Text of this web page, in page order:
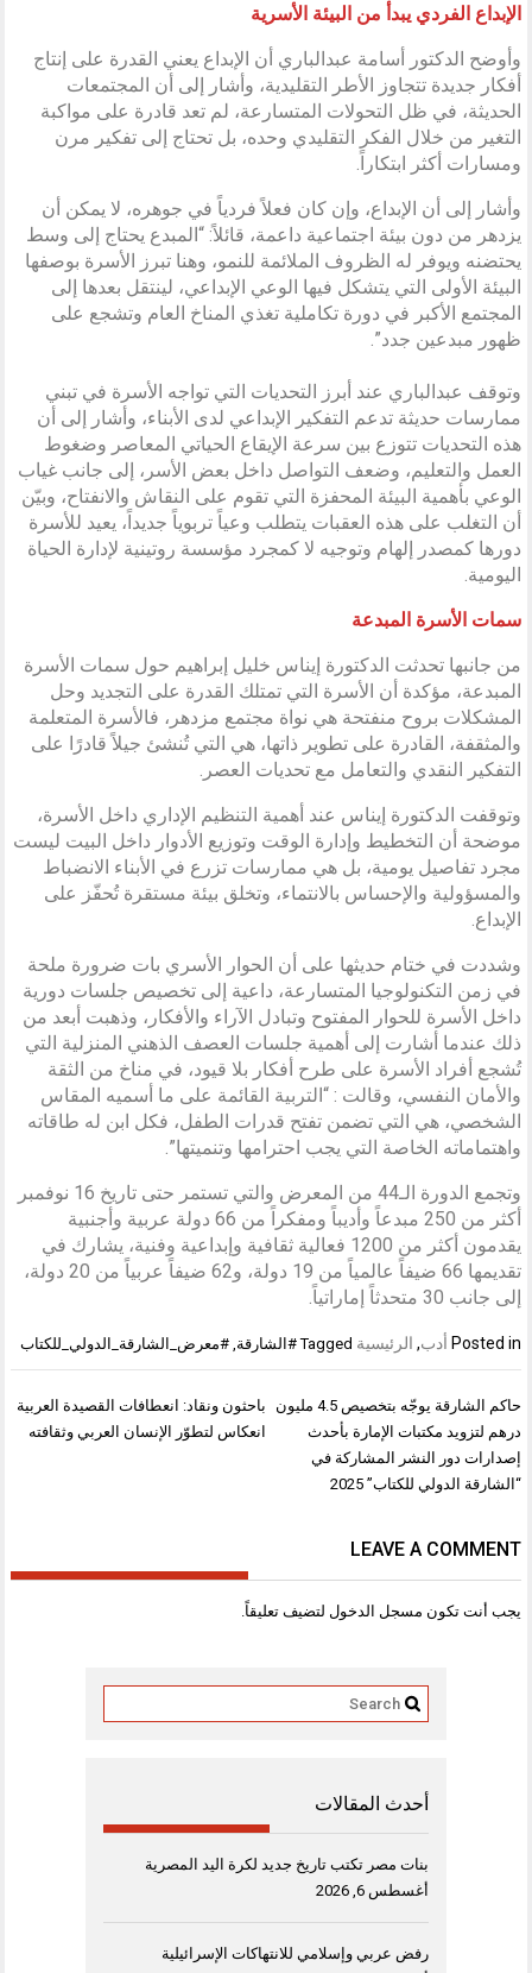
الإبداع الفردي يبدأ من البيئة الأسرية
وأوضح الدكتور أسامة عبدالباري أن الإبداع يعني القدرة على إنتاج
أفكار جديدة تتجاوز الأطر التقليدية، وأشار إلى أن المجتمعات
الحديثة، في ظل التحولات المتسارعة، لم تعد قادرة على مواكبة
التغير من خلال الفكر التقليدي وحده، بل تحتاج إلى تفكير مرن
ومسارات أكثر ابتكاراً.
وأشار إلى أن الإبداع، وإن كان فعلاً فردياً في جوهره، لا يمكن أن
يزدهر من دون بيئة اجتماعية داعمة، قائلاً: “المبدع يحتاج إلى وسط
يحتضنه ويوفر له الظروف الملائمة للنمو، وهنا تبرز الأسرة بوصفها
البيئة الأولى التي يتشكل فيها الوعي الإبداعي، لينتقل بعدها إلى
المجتمع الأكبر في دورة تكاملية تغذي المناخ العام وتشجع على
ظهور مبدعين جدد”.
وتوقف عبدالباري عند أبرز التحديات التي تواجه الأسرة في تبني
ممارسات حديثة تدعم التفكير الإبداعي لدى الأبناء، وأشار إلى أن
هذه التحديات تتوزع بين سرعة الإيقاع الحياتي المعاصر وضغوط
العمل والتعليم، وضعف التواصل داخل بعض الأسر، إلى جانب غياب
الوعي بأهمية البيئة المحفزة التي تقوم على النقاش والانفتاح، وبيّن
أن التغلب على هذه العقبات يتطلب وعياً تربوياً جديداً، يعيد للأسرة
دورها كمصدر إلهام وتوجيه لا كمجرد مؤسسة روتينية لإدارة الحياة
اليومية.
سمات الأسرة المبدعة
من جانبها تحدثت الدكتورة إيناس خليل إبراهيم حول سمات الأسرة
المبدعة، مؤكدة أن الأسرة التي تمتلك القدرة على التجديد وحل
المشكلات بروح منفتحة هي نواة مجتمع مزدهر، فالأسرة المتعلمة
والمثقفة، القادرة على تطوير ذاتها، هي التي تُنشئ جيلاً قادرًا على
التفكير النقدي والتعامل مع تحديات العصر.
وتوقفت الدكتورة إيناس عند أهمية التنظيم الإداري داخل الأسرة،
موضحة أن التخطيط وإدارة الوقت وتوزيع الأدوار داخل البيت ليست
مجرد تفاصيل يومية، بل هي ممارسات تزرع في الأبناء الانضباط
والمسؤولية والإحساس بالانتماء، وتخلق بيئة مستقرة تُحفّز على
الإبداع.
وشددت في ختام حديثها على أن الحوار الأسري بات ضرورة ملحة
في زمن التكنولوجيا المتسارعة، داعية إلى تخصيص جلسات دورية
داخل الأسرة للحوار المفتوح وتبادل الآراء والأفكار، وذهبت أبعد من
ذلك عندما أشارت إلى أهمية جلسات العصف الذهني المنزلية التي
تُشجع أفراد الأسرة على طرح أفكار بلا قيود، في مناخ من الثقة
والأمان النفسي، وقالت : “التربية القائمة على ما أسميه المقاس
الشخصي، هي التي تضمن تفتح قدرات الطفل، فكل ابن له طاقاته
واهتماماته الخاصة التي يجب احترامها وتنميتها”.
وتجمع الدورة الـ44 من المعرض والتي تستمر حتى تاريخ 16 نوفمبر
أكثر من 250 مبدعاً وأديباً ومفكراً من 66 دولة عربية وأجنبية
يقدمون أكثر من 1200 فعالية ثقافية وإبداعية وفنية، يشارك في
تقديمها 66 ضيفاً عالمياً من 19 دولة، و62 ضيفاً عربياً من 20 دولة،
إلى جانب 30 متحدثاً إماراتياً.
Posted in أدب, الرئيسية Tagged #الشارقة ,#معرض_الشارقة_الدولي_للكتاب
تصفّح
المقالات
باحثون ونقاد: انعطافات القصيدة العربية
انعكاس لتطوّر الإنسان العربي وثقافته
حاكم الشارقة يوجّه بتخصيص 4.5 مليون
درهم لتزويد مكتبات الإمارة بأحدث
إصدارات دور النشر المشاركة في
“الشارقة الدولي للكتاب” 2025
LEAVE A COMMENT
يجب أنت تكون مسجل الدخول لتضيف تعليقاً.
أحدث المقالات
بنات مصر تكتب تاريخ جديد لكرة اليد المصرية
أغسطس 6, 2026
رفض عربي وإسلامي للانتهاكات الإسرائيلية